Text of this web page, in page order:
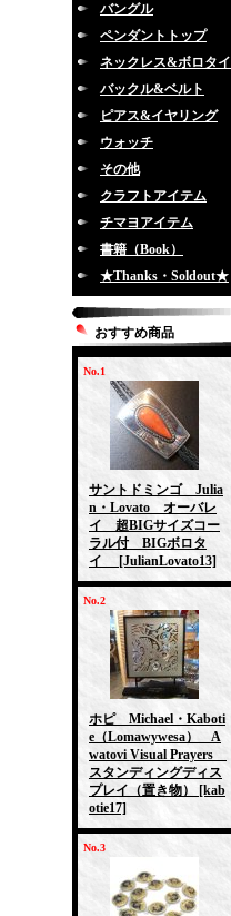
バングル
ペンダントトップ
ネックレス&ボロタイ
バックル&ベルト
ピアス&イヤリング
ウォッチ
その他
クラフトアイテム
チマヨアイテム
書籍（Book）
★Thanks・Soldout★
おすすめ商品
No.1
サントドミンゴ Julia
n・Lovato オーバレ
イ 超BIGサイズコー
ラル付 BIGボロタ
イ
[JulianLovato13]
No.2
ホピ Michael・Kaboti
e（Lomawywesa） A
watovi Visual Prayers
スタンディングディス
プレイ（置き物）
[kab
otie17]
No.3